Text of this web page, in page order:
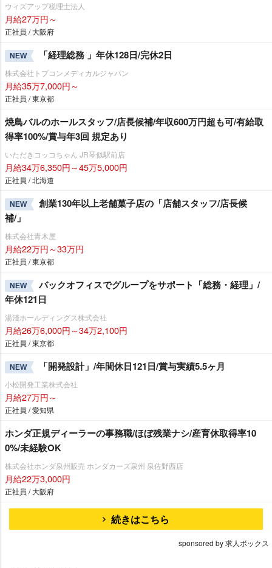
ウィズアップ税理士法人
月給27万円～
正社員 / 大阪府
NEW 「経理総務 」年休128日/完休2日
株式会社トプコンメディカルジャパン
月給35万7,000円～
正社員 / 東京都
焼鳥バルのホールスタッフ/店長候補/年収600万円超も可/有給取
得率100%/賞与年3回 規定あり
いただきコッコちゃん JR琴似駅前店
月給34万6,350円～45万5,000円
正社員 / 北海道
NEW
創業130年以上老舗菓子店の「店舗スタッフ/店長候
補/」
株式会社青木屋
月給22万円～33万円
正社員 / 東京都
NEW
バックオフィスでグループをサポート「総務・経理」/
年休121日
湯淺ホールディングス株式会社
月給26万6,000円～34万2,100円
正社員 / 東京都
NEW 「開発設計」/年間休日121日/賞与実績5.5ヶ月
小松開発工業株式会社
月給27万円～
正社員 / 愛知県
ホンダ正規ディーラーの事務職/ほぼ残業ナシ/産育休取得率10
0%/未経験OK
株式会社ホンダ泉州販売 ホンダカーズ泉州 泉佐野西店
月給22万3,000円
正社員 / 大阪府
続きはこちら
sponsored by 求人ボックス